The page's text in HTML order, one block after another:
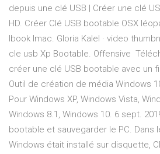
depuis une clé USB | Créer une clé
HD. Créer Clé USB bootable OSX
Ibook Imac. Gloria Kalel · video
cle usb Xp Bootable. Offensive
créer une clé USB bootable avec un
Outil de création de média Windows
Pour Windows XP, Windows Vista,
Windows 8.1, Windows 10. 6 sept.
bootable et sauvegarder le PC. Dans
Windows était installé sur disquette,